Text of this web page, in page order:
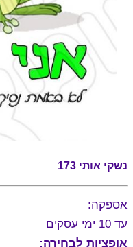
נשקי אותי 173
אספקה:
עד 10 ימי עסקים
אופציות לבחירה: